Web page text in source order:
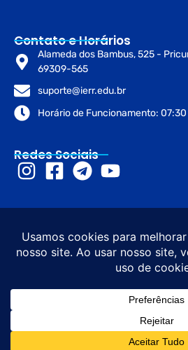
Redes Sociais
Contato e Horários
Alameda dos Bambus, 525 -
69309-565
suporte@ierr.edu.br
Horário de Funcionamento: 07:30
© 2026 Instituto de Educação de
Roraima – IERR. Todos os direitos
reservados. CNPJ: 45.273.916/0001-